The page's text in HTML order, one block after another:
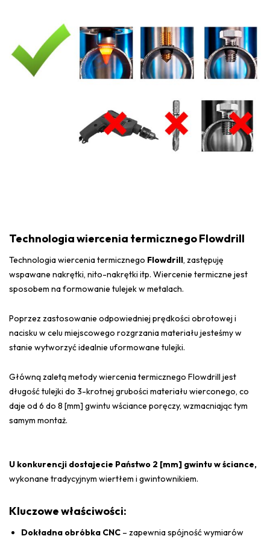
Technologia wiercenia termicznego Flowdrill
Technologia wiercenia termicznego Flowdrill, zastępuję
wspawane nakrętki, nito-nakrętki itp. Wiercenie termiczne jest
sposobem na formowanie tulejek w metalach.
Poprzez zastosowanie odpowiedniej prędkości obrotowej i
nacisku w celu miejscowego rozgrzania materiału jesteśmy w
stanie wytworzyć idealnie uformowane tulejki.
Główną zaletą metody wiercenia termicznego Flowdrill jest
długość tulejki do 3-krotnej grubości materiału wierconego, co
daje od 6 do 8 [mm] gwintu wściance poręczy, wzmacniając tym
samym montaż.
U konkurencji dostajecie Państwo 2 [mm] gwintu w ściance,
wykonane tradycyjnym wiertłem i gwintownikiem.
Kluczowe właściwości:
Dokładna obróbka CNC – zapewnia spójność wymiarów